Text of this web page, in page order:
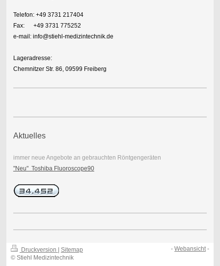
Telefon: +49 3731 217404
Fax: +49 3731 775252
e-mail: info@stiehl-medizintechnik.de
Lageradresse:
Chemnitzer Str. 86, 09599 Freiberg
Aktuelles
immer neue Angebote an gebrauchten Röntgengeräten
"Neu" Toshiba Fluoroscope90
Druckversion
Sitemap
© Stiehl Medizintechnik
-Webansicht-